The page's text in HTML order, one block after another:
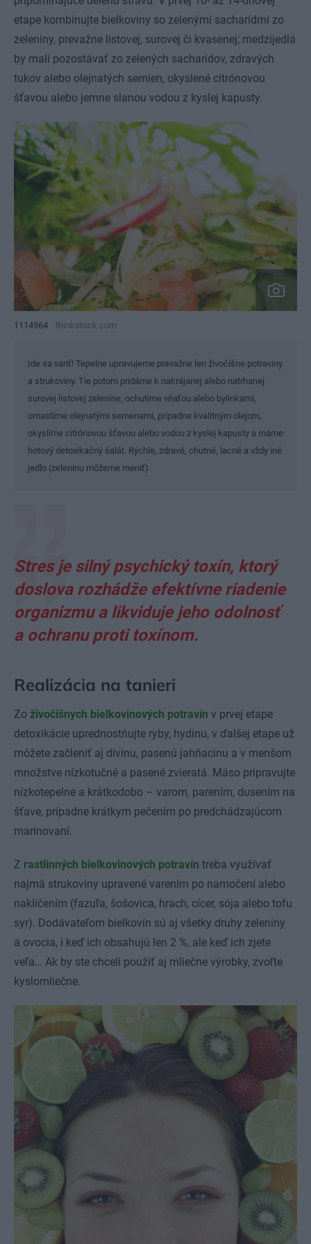
etape kombinujte bielkoviny so zelenými sacharidmi zo
zeleniny, prevažne listovej, surovej či kvasenej; medzijedlá
by mali pozostávať zo zelených sacharidov, zdravých
tukov alebo olejnatých semien, okyslené citrónovou
šťavou alebo jemne slanou vodou z kyslej kapusty.
1114964 thinkstock.com
Ide sa variť! Tepelne upravujeme prevažne len živočíšne potraviny
a strukoviny. Tie potom pridáme k nakrájanej alebo natrhanej
surovej listovej zelenine, ochutíme vňaťou alebo bylinkami,
omastíme olejnatými semenami, prípadne kvalitným olejom,
okyslíme citrónovou šťavou alebo vodou z kyslej kapusty a máme
hotový detoxikačný šalát. Rýchle, zdravé, chutné, lacné a vždy iné
jedlo (zeleninu môžeme meniť).
Stres je silný psychický toxín, ktorý
doslova rozhádže efektívne riadenie
organizmu a likviduje jeho odolnosť
a ochranu proti toxínom.
Realizácia na tanieri
Zo živočíšnych bielkovinových potravín v prvej etape
detoxikácie uprednostňujte ryby, hydinu, v ďalšej etape už
môžete začleniť aj divinu, pasenú jahňacinu a v menšom
množstve nízkotučné a pasené zvieratá. Mäso pripravujte
nízkotepelne a krátkodobo – varom, parením, dusením na
šťave, prípadne krátkym pečením po predchádzajúcom
marinovaní.
Z rastlinných bielkovinových potravín treba využívať
najmä strukoviny upravené varením po namočení alebo
naklíčením (fazuľa, šošovica, hrach, cícer, sója alebo tofu
syr). Dodávateľom bielkovín sú aj všetky druhy zeleniny
a ovocia, i keď ich obsahujú len 2 %, ale keď ich zjete
veľa… Ak by ste chceli použiť aj mliečne výrobky, zvoľte
kyslomliečne.